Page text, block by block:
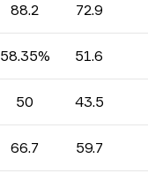
88.2 72.9
58.35% 51.6
50 43.5
66.7 59.7